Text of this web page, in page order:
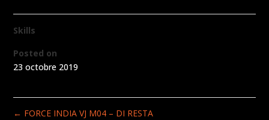
Skills
Posted on
23 octobre 2019
← FORCE INDIA VJ M04 – DI RESTA